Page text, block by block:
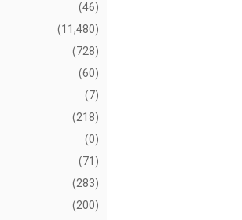
(46)
(11,480)
(728)
(60)
(7)
(218)
(0)
(71)
(283)
(200)